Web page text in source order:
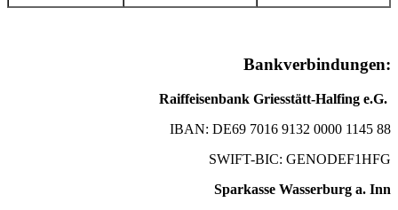
Bankverbindungen:
Raiffeisenbank Griesstätt-Halfing e.G.
IBAN: DE69 7016 9132 0000 1145 88
SWIFT-BIC: GENODEF1HFG
Sparkasse Wasserburg a. Inn